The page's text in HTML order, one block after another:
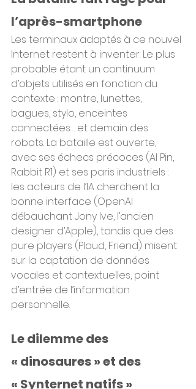
l’après-smartphone
Les terminaux adaptés à ce nouvel
Internet restent à inventer. Le plus
probable étant un continuum
d’objets utilisés en fonction du
contexte : montre, lunettes,
bagues, stylo, enceintes
connectées… et demain des
robots. La bataille est ouverte,
avec ses échecs précoces (AI Pin,
Rabbit R1) et ses paris industriels :
les acteurs de l’IA cherchent la
bonne interface (OpenAI
débauchant Jony Ive, l’ancien
designer d’Apple), tandis que des
pure players (Plaud, Friend) misent
sur la captation de données
vocales et contextuelles, point
d’entrée de l’information
personnelle.
Le dilemme des
« dinosaures » et des
« Synternet natifs »